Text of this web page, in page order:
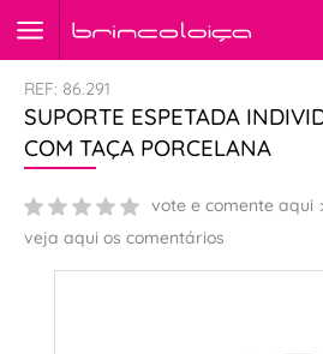
REF: 86.291
SUPORTE ESPETADA
COM TAÇA PORCELANA
vote e comente aqui
veja aqui os comentários